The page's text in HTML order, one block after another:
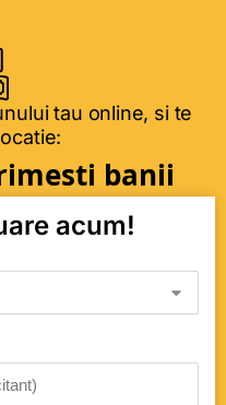
tau online, si te
banii
acum!